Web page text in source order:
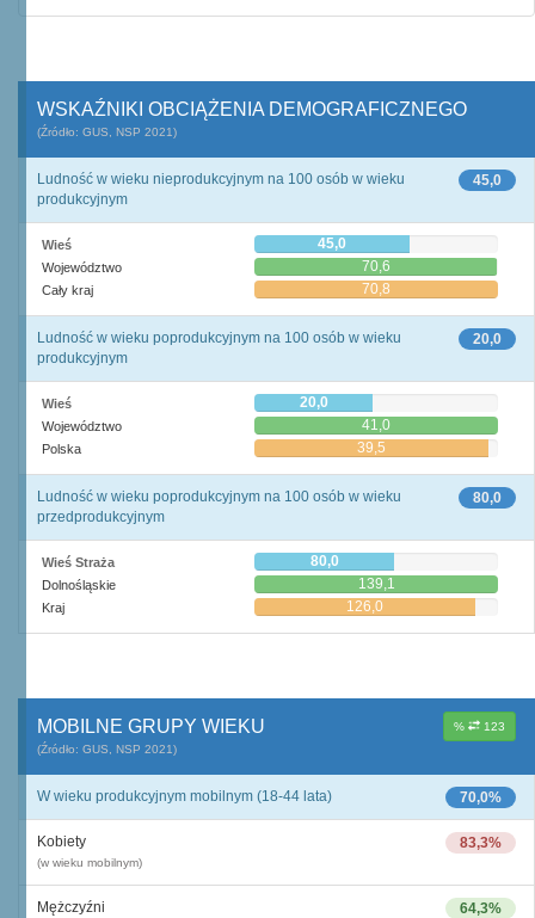
WSKAŹNIKI OBCIĄŻENIA DEMOGRAFICZNEGO
(Źródło: GUS, NSP 2021)
45,0
Ludność w wieku nieprodukcyjnym na 100 osób w wieku
produkcyjnym
Wieś 45,0
Województwo 70,6
Cały kraj 70,8
20,0
Ludność w wieku poprodukcyjnym na 100 osób w wieku
produkcyjnym
Wieś 20,0
Województwo 41,0
Polska 39,5
80,0
Ludność w wieku poprodukcyjnym na 100 osób w wieku
przedprodukcyjnym
Wieś Straża 80,0
Dolnośląskie 139,1
Kraj 126,0
% 123
MOBILNE GRUPY WIEKU
(Źródło: GUS, NSP 2021)
70,0%
W wieku produkcyjnym mobilnym (18-44 lata)
83,3%
Kobiety
(w wieku mobilnym)
64,3%
Mężczyźni